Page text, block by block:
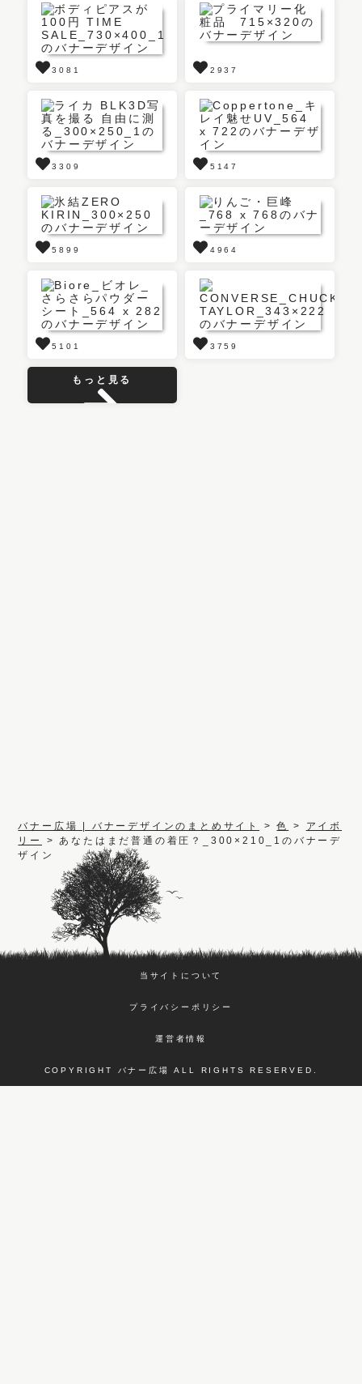
3081 2937
3309 5147
5899 4964
5101 3759
もっと見る
バナー広場 | バナーデザインのまとめサイト >色 > アイボ
リー
>あなたはまだ普通の着圧？_300×210_1のバナーデ
ザイン
当サイトについて
プライバシーポリシー
運営者情報
COPYRIGHT バナー広場 ALL RIGHTS RESERVED.